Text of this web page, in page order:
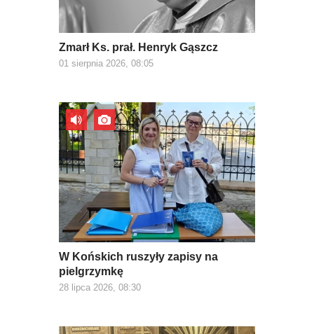
Zmarł Ks. prał. Henryk Gąszcz
01 sierpnia 2026, 08:05
W Końskich ruszyły zapisy na
pielgrzymkę
28 lipca 2026, 08:30